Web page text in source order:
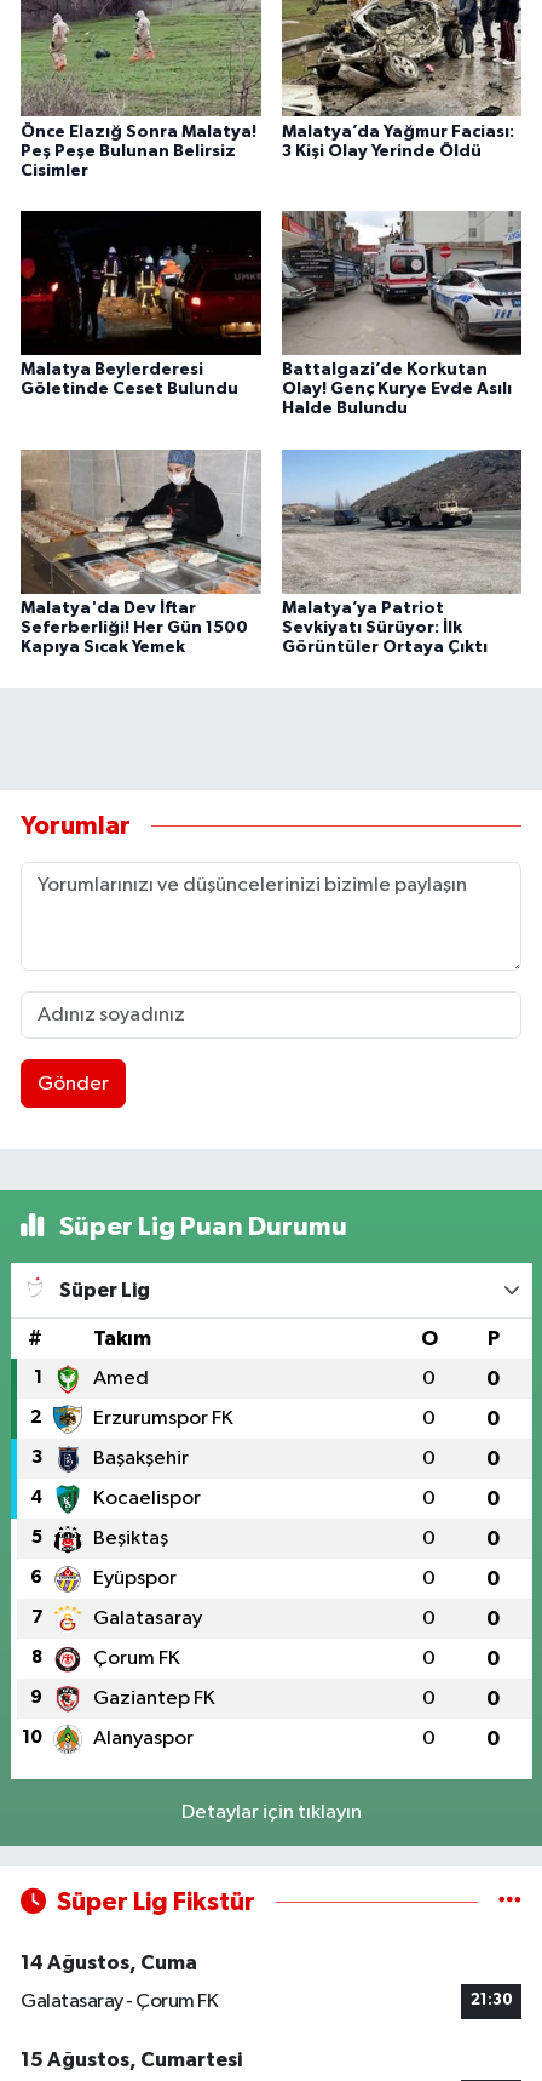
Önce Elazığ Sonra Malatya!
Peş Peşe Bulunan Belirsiz
Cisimler
Malatya’da Yağmur Faciası:
3 Kişi Olay Yerinde Öldü
Malatya Beylerderesi
Göletinde Ceset Bulundu
Battalgazi’de Korkutan
Olay! Genç Kurye Evde Asılı
Halde Bulundu
Malatya'da Dev İftar
Seferberliği! Her Gün 1500
Kapıya Sıcak Yemek
Malatya’ya Patriot
Sevkiyatı Sürüyor: İlk
Görüntüler Ortaya Çıktı
Yorumlar
Gönder
Süper Lig Puan Durumu
Süper Lig
# Takım O P
1 Amed 0 0
2 Erzurumspor FK 0 0
3 Başakşehir 0 0
4 Kocaelispor 0 0
5 Beşiktaş 0 0
6 Eyüpspor 0 0
7 Galatasaray 0 0
8 Çorum FK 0 0
9 Gaziantep FK 0 0
10 Alanyaspor 0 0
Detaylar için tıklayın
Süper Lig Fikstür
14 Ağustos, Cuma
Galatasaray - Çorum FK
21:30
15 Ağustos, Cumartesi